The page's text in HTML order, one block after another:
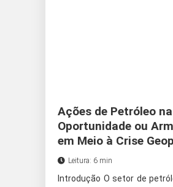
Ações de Petróleo
Oportunidade ou
em Meio à Crise
Leitura: 6 min
Introdução O setor de